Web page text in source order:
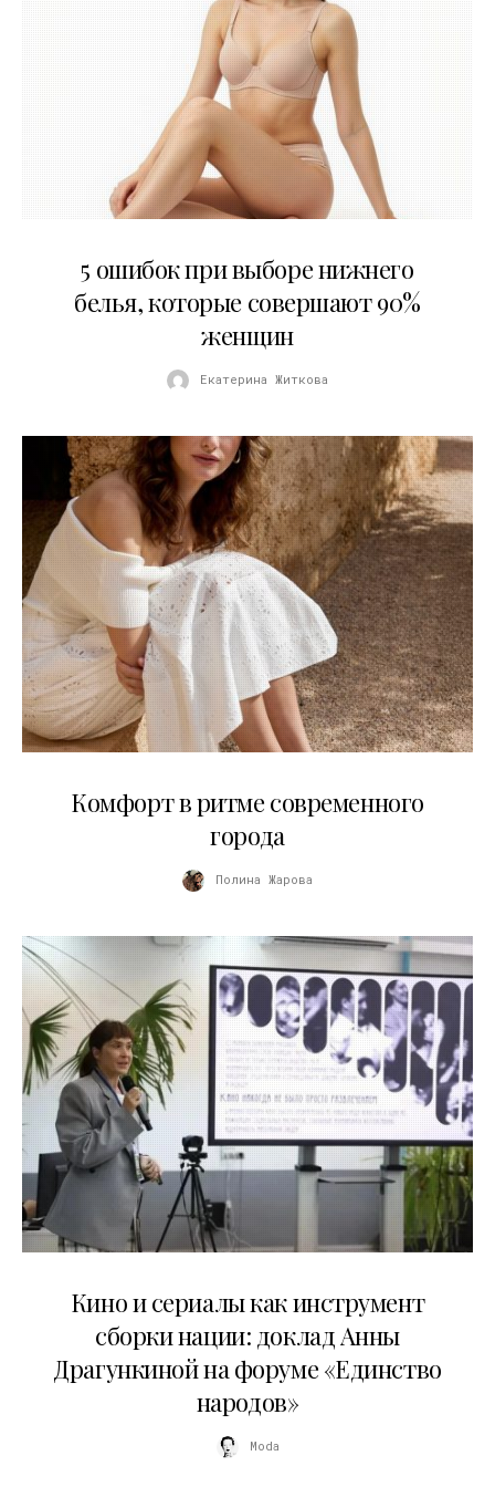
5 ошибок при выборе нижнего
белья, которые совершают 90%
женщин
Екатерина Житкова
Комфорт в ритме современного
города
Полина Жарова
Кино и сериалы как инструмент
сборки нации: доклад Анны
Драгункиной на форуме «Единство
народов»
Moda